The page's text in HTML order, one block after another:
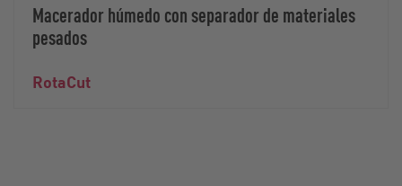
Macerador húmedo con separador de materiales
pesados
RotaCut